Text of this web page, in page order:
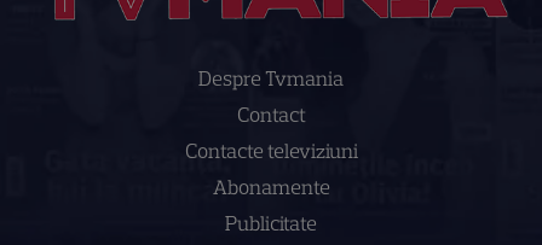
Despre Tvmania
Contact
Contacte televiziuni
Abonamente
Publicitate